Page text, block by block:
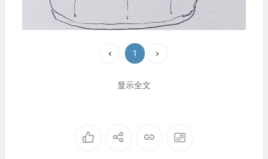
1
显示全文